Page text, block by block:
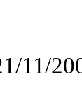
11/